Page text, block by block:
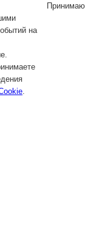
на
.
Принимаю